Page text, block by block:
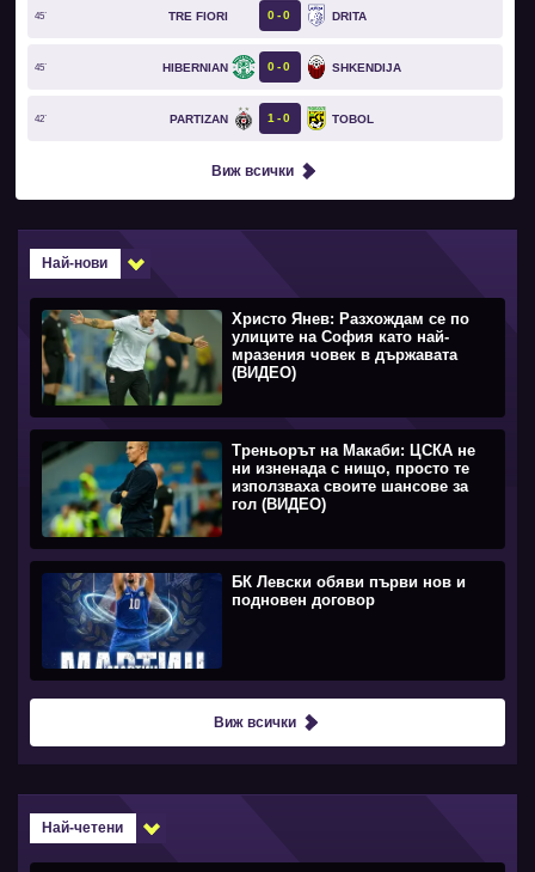
45` TRE FIORI 0 0 DRITA
45` HIBERNIAN 0 0 SHKENDIJA
42` PARTIZAN 1 0 TOBOL
Виж всички
Най-нови
Христо Янев: Разхождам се по
улиците на София като най-
мразения човек в държавата
(ВИДЕО)
Треньорът на Макаби: ЦСКА не
ни изненада с нищо, просто те
използваха своите шансове за
гол (ВИДЕО)
БК Левски обяви първи нов и
подновен договор
Виж всички
Най-четени